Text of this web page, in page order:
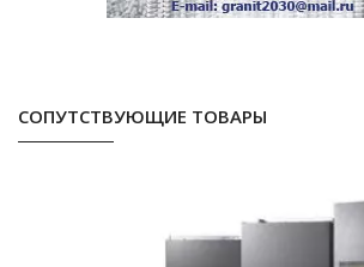
СОПУТСТВУЮЩИЕ ТОВАРЫ